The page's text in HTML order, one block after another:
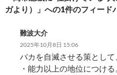
ョ
ガより）」への1件のフィード
難波大介
2025年10月8日 15:06
バカを自滅させる策として
・能力以上の地位につける